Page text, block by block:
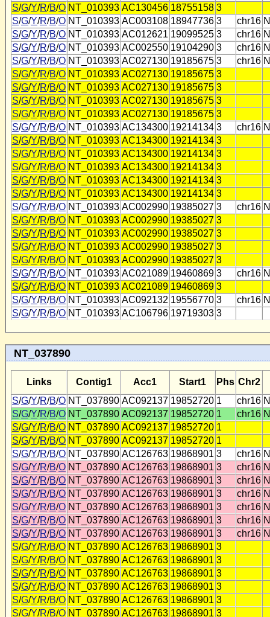
S/G/Y/R/B/O NT_010393 AC130456 18755158 3
S/G/Y/R/B/O NT_010393 AC003108 18947736 3 chr16
S/G/Y/R/B/O NT_010393 AC012621 19099525 3 chr16
S/G/Y/R/B/O NT_010393 AC002550 19104290 3 chr16
S/G/Y/R/B/O NT_010393 AC027130 19185675 3 chr16
S/G/Y/R/B/O NT_010393 AC027130 19185675 3
S/G/Y/R/B/O NT_010393 AC027130 19185675 3
S/G/Y/R/B/O NT_010393 AC027130 19185675 3
S/G/Y/R/B/O NT_010393 AC027130 19185675 3
S/G/Y/R/B/O NT_010393 AC134300 19214134 3 chr16
S/G/Y/R/B/O NT_010393 AC134300 19214134 3
S/G/Y/R/B/O NT_010393 AC134300 19214134 3
S/G/Y/R/B/O NT_010393 AC134300 19214134 3
S/G/Y/R/B/O NT_010393 AC134300 19214134 3
S/G/Y/R/B/O NT_010393 AC134300 19214134 3
S/G/Y/R/B/O NT_010393 AC002990 19385027 3 chr16
S/G/Y/R/B/O NT_010393 AC002990 19385027 3
S/G/Y/R/B/O NT_010393 AC002990 19385027 3
S/G/Y/R/B/O NT_010393 AC002990 19385027 3
S/G/Y/R/B/O NT_010393 AC002990 19385027 3
S/G/Y/R/B/O NT_010393 AC021089 19460869 3 chr16
S/G/Y/R/B/O NT_010393 AC021089 19460869 3
S/G/Y/R/B/O NT_010393 AC092132 19556770 3 chr16
S/G/Y/R/B/O NT_010393 AC106796 19719303 3
NT_037890
Links Contig1 Acc1 Start1 Phs Chr2
S/G/Y/R/B/O NT_037890 AC092137 19852720 1 chr16
S/G/Y/R/B/O NT_037890 AC092137 19852720 1 chr16
S/G/Y/R/B/O NT_037890 AC092137 19852720 1
S/G/Y/R/B/O NT_037890 AC092137 19852720 1
S/G/Y/R/B/O NT_037890 AC126763 19868901 3 chr16
S/G/Y/R/B/O NT_037890 AC126763 19868901 3 chr16
S/G/Y/R/B/O NT_037890 AC126763 19868901 3 chr16
S/G/Y/R/B/O NT_037890 AC126763 19868901 3 chr16
S/G/Y/R/B/O NT_037890 AC126763 19868901 3 chr16
S/G/Y/R/B/O NT_037890 AC126763 19868901 3 chr16
S/G/Y/R/B/O NT_037890 AC126763 19868901 3 chr16
S/G/Y/R/B/O NT_037890 AC126763 19868901 3
S/G/Y/R/B/O NT_037890 AC126763 19868901 3
S/G/Y/R/B/O NT_037890 AC126763 19868901 3
S/G/Y/R/B/O NT_037890 AC126763 19868901 3
S/G/Y/R/B/O NT_037890 AC126763 19868901 3
S/G/Y/R/B/O NT_037890 AC126763 19868901 3